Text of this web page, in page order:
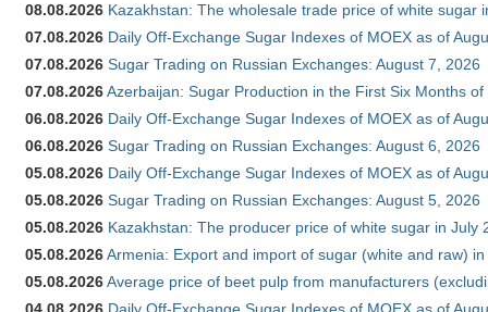
08.08.2026 Kazakhstan: The wholesale trade price of white sugar
07.08.2026 Daily Off-Exchange Sugar Indexes of MOEX as of
07.08.2026 Sugar Trading on Russian Exchanges: August 7, 2026
07.08.2026Azerbaijan: Sugar Production in the First Six Months of
06.08.2026 Daily Off-Exchange Sugar Indexes of MOEX as of
06.08.2026 Sugar Trading on Russian Exchanges: August 6, 2026
05.08.2026 Daily Off-Exchange Sugar Indexes of MOEX as of
05.08.2026 Sugar Trading on Russian Exchanges: August 5, 2026
05.08.2026 Kazakhstan: The producer price of white sugar in July
05.08.2026Armenia: Export and import of sugar (white and raw)
05.08.2026Average price of beet pulp from manufacturers